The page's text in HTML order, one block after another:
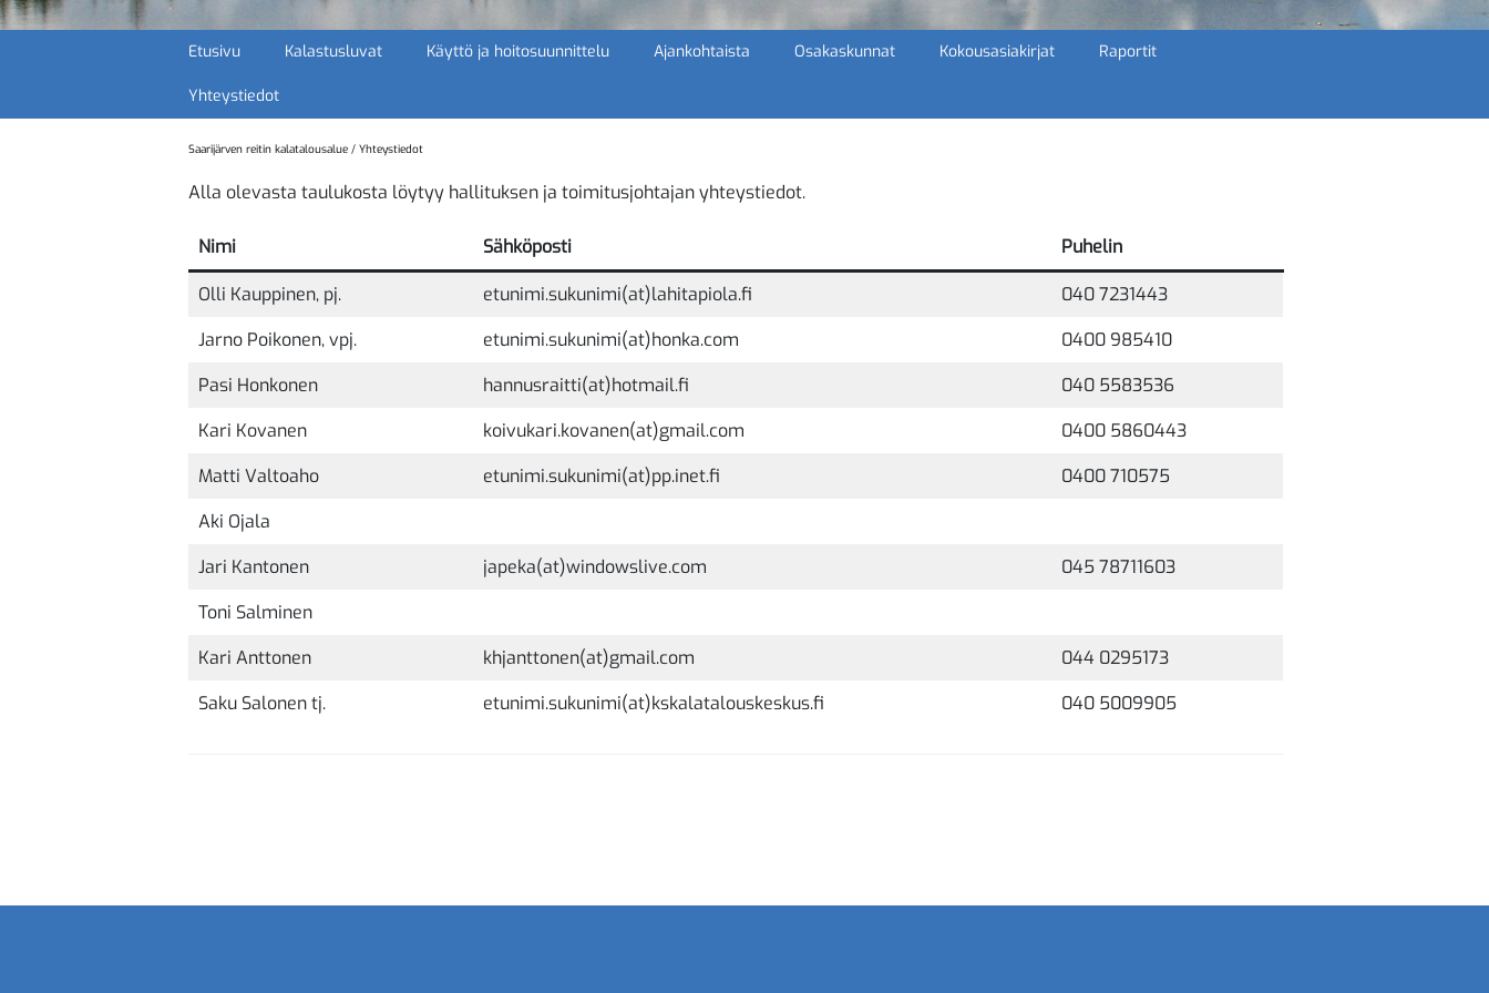
Etusivu Kalastusluvat Käyttö ja hoitosuunnittelu Ajankohtaista Osakaskunnat Kokousasiakirjat Raportit
Yhteystiedot
Saarijärven reitin kalatalousalue/ Yhteystiedot
Alla olevasta taulukosta löytyy hallituksen ja toimitusjohtajan yhteystiedot.
Nimi Sähköposti Puhelin
Olli Kauppinen, pj. etunimi.sukunimi(at)lahitapiola.fi
040 7231443
Jarno Poikonen, vpj.
etunimi.sukunimi(at)honka.com
0400 985410
Pasi Honkonen
hannusraitti(at)hotmail.fi
040 5583536
Kari Kovanen
koivukari.kovanen(at)gmail.com
0400 5860443
Matti Valtoaho
etunimi.sukunimi(at)pp.inet.fi
0400 710575
Aki Ojala
Jari Kantonen
japeka(at)windowslive.com
045 78711603
Toni Salminen
Kari Anttonen
khjanttonen(at)gmail.com
044 0295173
Saku Salonen tj.
etunimi.sukunimi(at)kskalatalouskeskus.fi 040 5009905